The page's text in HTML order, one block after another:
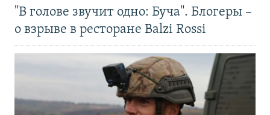
"В голове звучит одно: Буча". Блогеры –
о взрыве в ресторане Balzi Rossi